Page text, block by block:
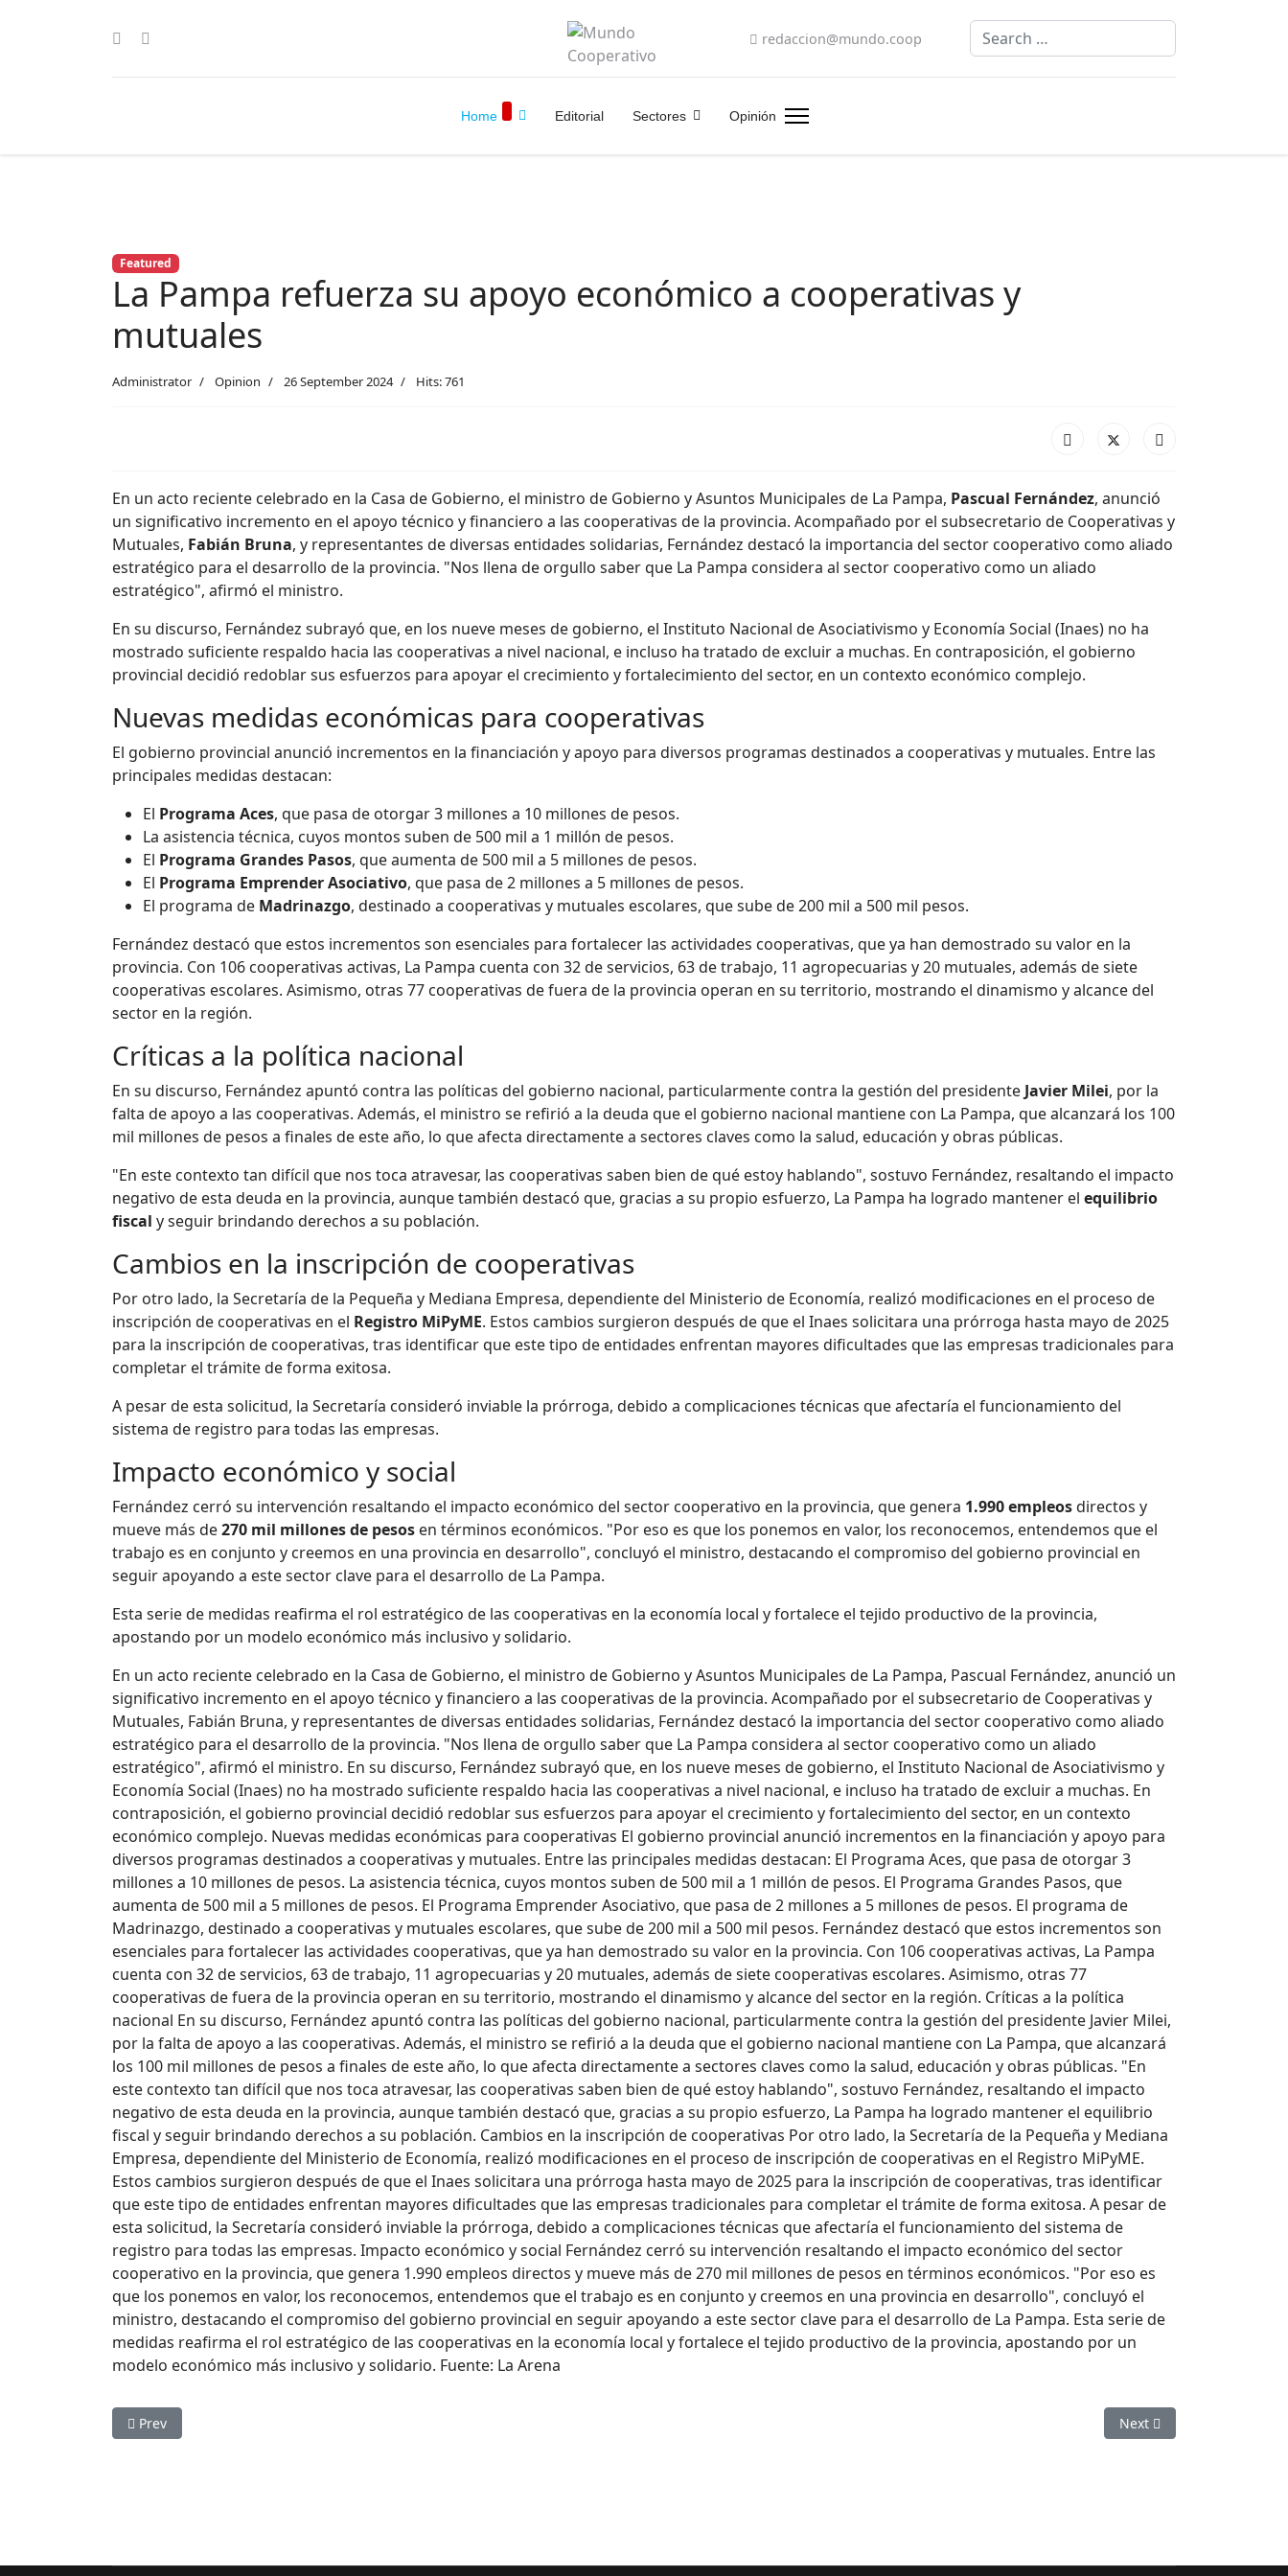
redaccion@mundo.coop Search
Home Editorial Sectores Opinión
Featured
La Pampa refuerza su apoyo económico a cooperativas y
mutuales
Administrator Opinion 26 September 2024 Hits: 761
En un acto reciente celebrado en la Casa de Gobierno, el ministro de Gobierno y Asuntos Municipales de La Pampa, Pascual Fernández, anunció
un significativo incremento en el apoyo técnico y financiero a las cooperativas de la provincia. Acompañado por el subsecretario de Cooperativas y
Mutuales, Fabián Bruna, y representantes de diversas entidades solidarias, Fernández destacó la importancia del sector cooperativo como aliado
estratégico para el desarrollo de la provincia. "Nos llena de orgullo saber que La Pampa considera al sector cooperativo como un aliado
estratégico", afirmó el ministro.
En su discurso, Fernández subrayó que, en los nueve meses de gobierno, el Instituto Nacional de Asociativismo y Economía Social (Inaes) no ha
mostrado suficiente respaldo hacia las cooperativas a nivel nacional, e incluso ha tratado de excluir a muchas. En contraposición, el gobierno
provincial decidió redoblar sus esfuerzos para apoyar el crecimiento y fortalecimiento del sector, en un contexto económico complejo.
Nuevas medidas económicas para cooperativas
El gobierno provincial anunció incrementos en la financiación y apoyo para diversos programas destinados a cooperativas y mutuales. Entre las
principales medidas destacan:
El Programa Aces, que pasa de otorgar 3 millones a 10 millones de pesos.
La asistencia técnica, cuyos montos suben de 500 mil a 1 millón de pesos.
El Programa Grandes Pasos, que aumenta de 500 mil a 5 millones de pesos.
El Programa Emprender Asociativo, que pasa de 2 millones a 5 millones de pesos.
El programa de Madrinazgo, destinado a cooperativas y mutuales escolares, que sube de 200 mil a 500 mil pesos.
Fernández destacó que estos incrementos son esenciales para fortalecer las actividades cooperativas, que ya han demostrado su valor en la
provincia. Con 106 cooperativas activas, La Pampa cuenta con 32 de servicios, 63 de trabajo, 11 agropecuarias y 20 mutuales, además de siete
cooperativas escolares. Asimismo, otras 77 cooperativas de fuera de la provincia operan en su territorio, mostrando el dinamismo y alcance del
sector en la región.
Críticas a la política nacional
En su discurso, Fernández apuntó contra las políticas del gobierno nacional, particularmente contra la gestión del presidente Javier Milei, por la
falta de apoyo a las cooperativas. Además, el ministro se refirió a la deuda que el gobierno nacional mantiene con La Pampa, que alcanzará los 100
mil millones de pesos a finales de este año, lo que afecta directamente a sectores claves como la salud, educación y obras públicas.
"En este contexto tan difícil que nos toca atravesar, las cooperativas saben bien de qué estoy hablando", sostuvo Fernández, resaltando el impacto
negativo de esta deuda en la provincia, aunque también destacó que, gracias a su propio esfuerzo, La Pampa ha logrado mantener el equilibrio
fiscal y seguir brindando derechos a su población.
Cambios en la inscripción de cooperativas
Por otro lado, la Secretaría de la Pequeña y Mediana Empresa, dependiente del Ministerio de Economía, realizó modificaciones en el proceso de
inscripción de cooperativas en el Registro MiPyME. Estos cambios surgieron después de que el Inaes solicitara una prórroga hasta mayo de 2025
para la inscripción de cooperativas, tras identificar que este tipo de entidades enfrentan mayores dificultades que las empresas tradicionales para
completar el trámite de forma exitosa.
A pesar de esta solicitud, la Secretaría consideró inviable la prórroga, debido a complicaciones técnicas que afectaría el funcionamiento del
sistema de registro para todas las empresas.
Impacto económico y social
Fernández cerró su intervención resaltando el impacto económico del sector cooperativo en la provincia, que genera 1.990 empleosdirectos y
mueve más de270 mil millones de pesos en términos económicos. "Por eso es que los ponemos en valor, los reconocemos, entendemos que el
trabajo es en conjunto y creemos en una provincia en desarrollo", concluyó el ministro, destacando el compromiso del gobierno provincial en
seguir apoyando a este sector clave para el desarrollo de La Pampa.
Esta serie de medidas reafirma el rol estratégico de las cooperativas en la economía local y fortalece el tejido productivo de la provincia,
apostando por un modelo económico más inclusivo y solidario.
En un acto reciente celebrado en la Casa de Gobierno, el ministro de Gobierno y Asuntos Municipales de La Pampa, Pascual Fernández, anunció un
significativo incremento en el apoyo técnico y financiero a las cooperativas de la provincia. Acompañado por el subsecretario de Cooperativas y
Mutuales, Fabián Bruna, y representantes de diversas entidades solidarias, Fernández destacó la importancia del sector cooperativo como aliado
estratégico para el desarrollo de la provincia. "Nos llena de orgullo saber que La Pampa considera al sector cooperativo como un aliado
estratégico", afirmó el ministro. En su discurso, Fernández subrayó que, en los nueve meses de gobierno, el Instituto Nacional de Asociativismo y
Economía Social (Inaes) no ha mostrado suficiente respaldo hacia las cooperativas a nivel nacional, e incluso ha tratado de excluir a muchas. En
contraposición, el gobierno provincial decidió redoblar sus esfuerzos para apoyar el crecimiento y fortalecimiento del sector, en un contexto
económico complejo. Nuevas medidas económicas para cooperativas El gobierno provincial anunció incrementos en la financiación y apoyo para
diversos programas destinados a cooperativas y mutuales. Entre las principales medidas destacan: El Programa Aces, que pasa de otorgar 3
millones a 10 millones de pesos. La asistencia técnica, cuyos montos suben de 500 mil a 1 millón de pesos. El Programa Grandes Pasos, que
aumenta de 500 mil a 5 millones de pesos. El Programa Emprender Asociativo, que pasa de 2 millones a 5 millones de pesos. El programa de
Madrinazgo, destinado a cooperativas y mutuales escolares, que sube de 200 mil a 500 mil pesos. Fernández destacó que estos incrementos son
esenciales para fortalecer las actividades cooperativas, que ya han demostrado su valor en la provincia. Con 106 cooperativas activas, La Pampa
cuenta con 32 de servicios, 63 de trabajo, 11 agropecuarias y 20 mutuales, además de siete cooperativas escolares. Asimismo, otras 77
cooperativas de fuera de la provincia operan en su territorio, mostrando el dinamismo y alcance del sector en la región. Críticas a la política
nacional En su discurso, Fernández apuntó contra las políticas del gobierno nacional, particularmente contra la gestión del presidente Javier Milei,
por la falta de apoyo a las cooperativas. Además, el ministro se refirió a la deuda que el gobierno nacional mantiene con La Pampa, que alcanzará
los 100 mil millones de pesos a finales de este año, lo que afecta directamente a sectores claves como la salud, educación y obras públicas. "En
este contexto tan difícil que nos toca atravesar, las cooperativas saben bien de qué estoy hablando", sostuvo Fernández, resaltando el impacto
negativo de esta deuda en la provincia, aunque también destacó que, gracias a su propio esfuerzo, La Pampa ha logrado mantener el equilibrio
fiscal y seguir brindando derechos a su población. Cambios en la inscripción de cooperativas Por otro lado, la Secretaría de la Pequeña y Mediana
Empresa, dependiente del Ministerio de Economía, realizó modificaciones en el proceso de inscripción de cooperativas en el Registro MiPyME.
Estos cambios surgieron después de que el Inaes solicitara una prórroga hasta mayo de 2025 para la inscripción de cooperativas, tras identificar
que este tipo de entidades enfrentan mayores dificultades que las empresas tradicionales para completar el trámite de forma exitosa. A pesar de
esta solicitud, la Secretaría consideró inviable la prórroga, debido a complicaciones técnicas que afectaría el funcionamiento del sistema de
registro para todas las empresas. Impacto económico y social Fernández cerró su intervención resaltando el impacto económico del sector
cooperativo en la provincia, que genera 1.990 empleos directos y mueve más de 270 mil millones de pesos en términos económicos. "Por eso es
que los ponemos en valor, los reconocemos, entendemos que el trabajo es en conjunto y creemos en una provincia en desarrollo", concluyó el
ministro, destacando el compromiso del gobierno provincial en seguir apoyando a este sector clave para el desarrollo de La Pampa. Esta serie de
medidas reafirma el rol estratégico de las cooperativas en la economía local y fortalece el tejido productivo de la provincia, apostando por un
modelo económico más inclusivo y solidario. Fuente: La Arena
Previous article: El cooperativismo en Mendoza: un modelo de crecimiento y sostenibilidad
Prev Next article: La fuerza
Next